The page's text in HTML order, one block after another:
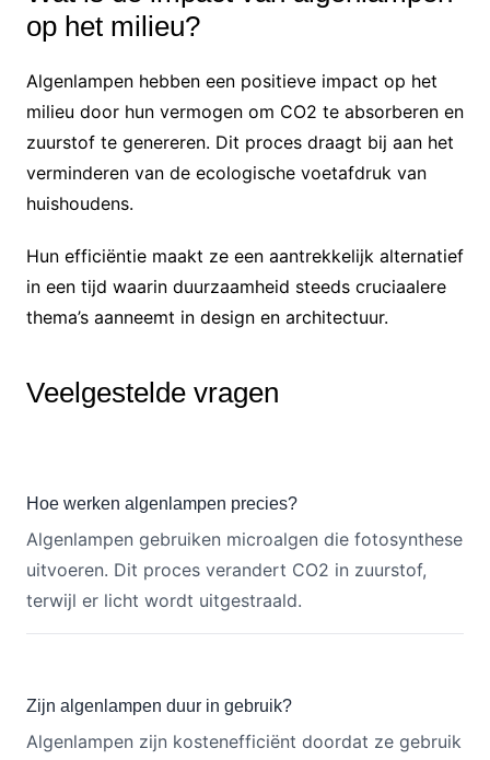
op het milieu?
Algenlampen hebben een positieve impact op het
milieu door hun vermogen om CO2 te absorberen en
zuurstof te genereren. Dit proces draagt bij aan het
verminderen van de ecologische voetafdruk van
huishoudens.
Hun efficiëntie maakt ze een aantrekkelijk alternatief
in een tijd waarin duurzaamheid steeds cruciaalere
thema’s aanneemt in design en architectuur.
Veelgestelde vragen
Hoe werken algenlampen precies?
Algenlampen gebruiken microalgen die fotosynthese
uitvoeren. Dit proces verandert CO2 in zuurstof,
terwijl er licht wordt uitgestraald.
Zijn algenlampen duur in gebruik?
Algenlampen zijn kostenefficiënt doordat ze gebruik